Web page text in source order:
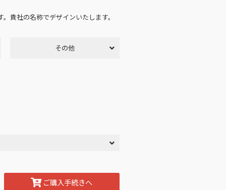
貴社の名称でデザインいたします。
その他
ご購入手続きへ